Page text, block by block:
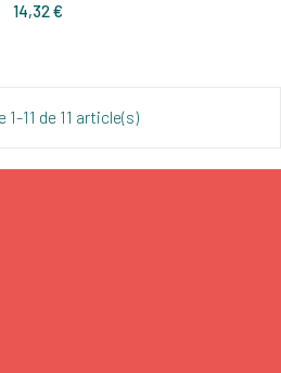
14,32 €
1-11 de 11 article(s)